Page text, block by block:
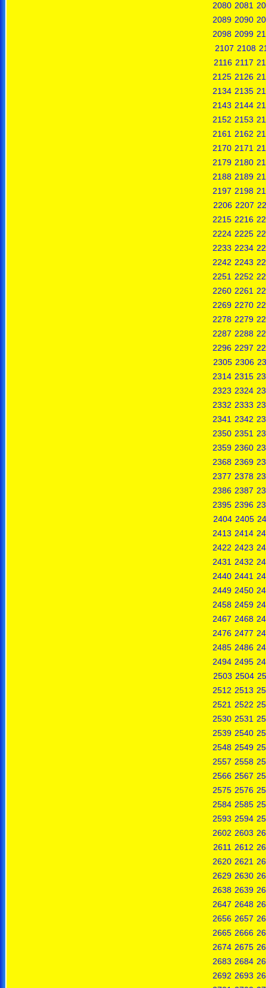
2080 2081
2089 2090
2098 2099
2107 2108
2116 2117
2125 2126
2134 2135
2143 2144
2152 2153
2161 2162
2170 2171
2179 2180
2188 2189
2197 2198
2206 2207
2215 2216
2224 2225
2233 2234
2242 2243
2251 2252
2260 2261
2269 2270
2278 2279
2287 2288
2296 2297
2305 2306
2314 2315
2323 2324
2332 2333
2341 2342
2350 2351
2359 2360
2368 2369
2377 2378
2386 2387
2395 2396
2404 2405
2413 2414
2422 2423
2431 2432
2440 2441
2449 2450
2458 2459
2467 2468
2476 2477
2485 2486
2494 2495
2503 2504
2512 2513
2521 2522
2530 2531
2539 2540
2548 2549
2557 2558
2566 2567
2575 2576
2584 2585
2593 2594
2602 2603
2611 2612
2620 2621
2629 2630
2638 2639
2647 2648
2656 2657
2665 2666
2674 2675
2683 2684
2692 2693